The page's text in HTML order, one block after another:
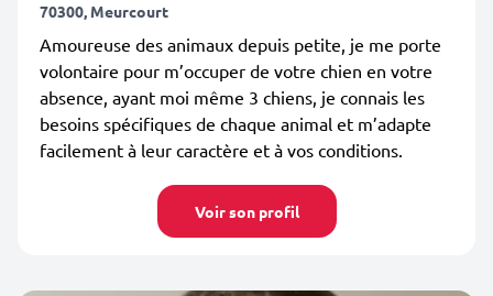
70300, Meurcourt
Amoureuse des animaux depuis petite, je me porte
volontaire pour m’occuper de votre chien en votre
absence, ayant moi même 3 chiens, je connais les
besoins spécifiques de chaque animal et m’adapte
facilement à leur caractère et à vos conditions.
Voir son profil